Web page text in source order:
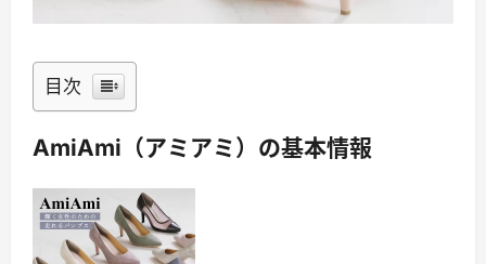
目次
AmiAmi（アミアミ）の基本情報